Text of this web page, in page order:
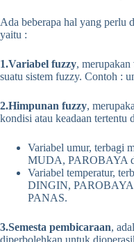
Ada beberapa hal yang perlu
yaitu :
1.Variabel fuzzy,
suatu sistem fuzzy. Contoh :
2.Himpunan fuzzy,
kondisi atau keadaan tertentu
Variabel umur, terbagi
MUDA, PAROBAYA
Variabel temperatur,
DINGIN,
PANAS.
3.Semesta pembicaraan,